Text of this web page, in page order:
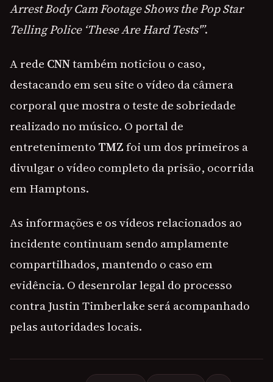
Arrest Body Cam Footage Shows the Pop Star
Telling Police ‘These Are Hard Tests'”.
A rede CNNtambém noticiou o caso,
destacando em seu site o vídeo da câmera
corporal que mostra o teste de sobriedade
realizado no músico. O portal de
entretenimento TMZfoi um dos primeiros a
divulgar o vídeo completo da prisão, ocorrida
em Hamptons.
As informações e os vídeos relacionados ao
incidente continuam sendo amplamente
compartilhados, mantendo o caso em
evidência. O desenrolar legal do processo
contra Justin Timberlake será acompanhado
pelas autoridades locais.